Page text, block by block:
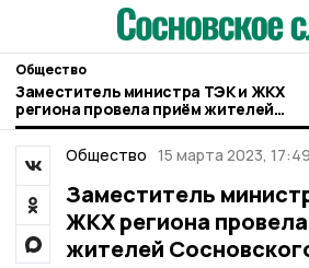
Общество
Заместитель министра ТЭК и ЖКХ
региона провела приём жителей
Сосновского района
Общество 15 марта 2023, 17:49
Заместитель
ЖКХ региона
жителей